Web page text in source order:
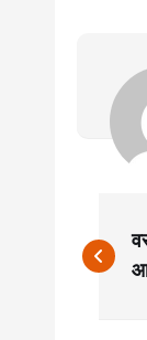
P
o